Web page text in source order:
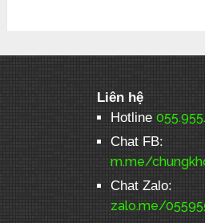
Liên hệ
Hotline
Chat FB:
m.me/
Chat Zalo:
zalo.me/